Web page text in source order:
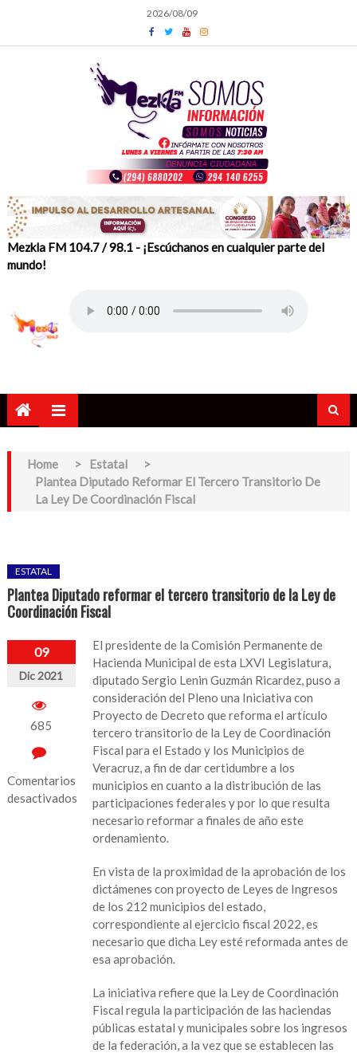
content
2026/08/09
Mezkla FM 104.7 / 98.1 - ¡Escúchanos en cualquier parte del
mundo!
Home > Estatal
>
Plantea Diputado Reformar El Tercero Transitorio De
La Ley De Coordinación Fiscal
ESTATAL
Plantea Diputado reformar el tercero transitorio de la Ley de
Coordinación Fiscal
09
Dic 2021
685
Comentarios
desactivados
El presidente de la Comisión Permanente de
Hacienda Municipal de esta LXVI Legislatura,
diputado Sergio Lenin Guzmán Ricardez, puso a
consideración del Pleno una Iniciativa con
Proyecto de Decreto que reforma el artículo
tercero transitorio de la Ley de Coordinación
Fiscal para el Estado y los Municipios de
Veracruz, a fin de dar certidumbre a los
municipios en cuanto a la distribución de las
participaciones federales y por lo que resulta
necesario reformar a finales de año este
ordenamiento.
En vista de la proximidad de la aprobación de los
dictámenes con proyecto de Leyes de Ingresos
de los 212 municipios del estado,
correspondiente al ejercicio fiscal 2022, es
necesario que dicha Ley esté reformada antes de
esa aprobación.
La iniciativa refiere que la Ley de Coordinación
Fiscal regula la participación de las haciendas
públicas estatal y municipales sobre los ingresos
de la federación, a la vez que se establecen las